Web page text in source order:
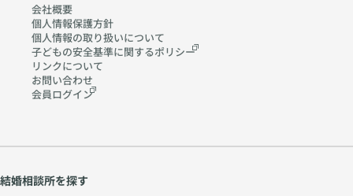
会社概要
個人情報保護方針
個人情報の取り扱いについて
子どもの安全基準に関するポリシー
リンクについて
お問い合わせ
会員ログイン
結婚相談所を探す